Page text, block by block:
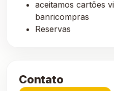
aceitamos cartões
banricompras
Reservas
Contato